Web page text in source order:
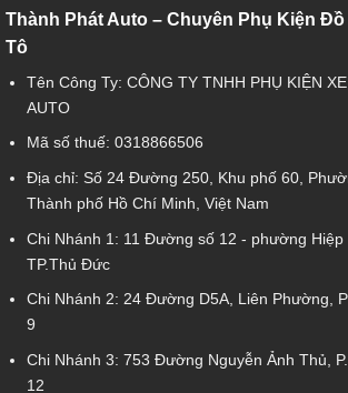
Thành Phát Auto – Chuyên Phụ Kiện
Tô
Tên Công Ty: CÔNG TY TNHH PHỤ KIỆN
AUTO
Mã số thuế: 0318866506
Địa chỉ: Số 24 Đường 250, Khu phố 60,
Thành phố Hồ Chí Minh, Việt Nam
Chi Nhánh 1: 11 Đường số 12 - phường Hiệp
TP.Thủ Đức
Chi Nhánh 2: 24 Đường D5A, Liên Phường,
9
Chi Nhánh 3: 753 Đường Nguyễn Ảnh Thủ,
12